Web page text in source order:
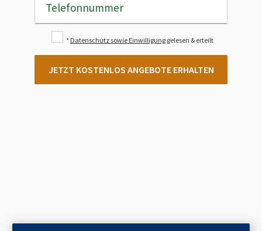
Telefonnummer
* Datenschutz sowie Einwilligung gelesen & erteilt
JETZT KOSTENLOS ANGEBOTE ERHALTEN